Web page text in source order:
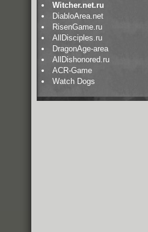
Witcher.net.ru
DiabloArea.net
RisenGame.ru
AllDisciples.ru
DragonAge-area
AllDishonored.ru
ACR-Game
Watch Dogs